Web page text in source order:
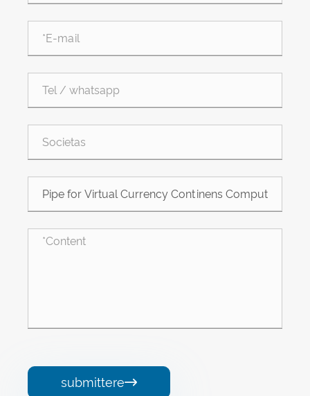
submittere